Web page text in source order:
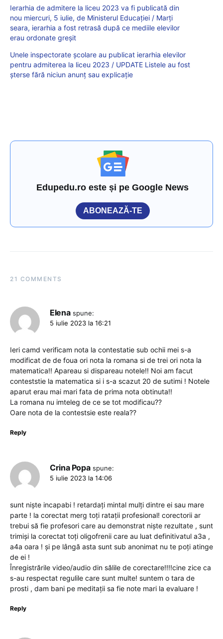
Ierarhia de admitere la liceu 2023 va fi publicată din
nou miercuri, 5 iulie, de Ministerul Educației / Marți
seara, ierarhia a fost retrasă după ce mediile elevilor
erau ordonate greșit
Unele inspectorate școlare au publicat ierarhia elevilor
pentru admiterea la liceu 2023 / UPDATE Listele au fost
șterse fără niciun anunț sau explicație
Edupedu.ro este și pe Google News
ABONEAZĂ-TE
21 COMMENTS
Elena spune:
5 iulie 2023 la 16:21
Ieri camd verificam nota la contestatie sub ochii mei s-a
modificat de de foua ori nota la romana si de trei ori nota la
matematica!! Apareau si dispareau notele!! Noi am facut
conteststie la matematica si i s-a scazut 20 de sutimi ! Notele
aparut erau mai mari fata de prima nota obtinuta!!
La romana nu imteleg de ce se tot modificau??
Oare nota de la contestsie este reala??
Reply
Crina Popa spune:
5 iulie 2023 la 14:06
sunt niște incapabi ! retardați mintal mulți dintre ei sau mare
parte ! la corectat merg toți ratații profesional! corectorii ar
trebui să fie profesori care au demonstrat niște rezultate , sunt
trimiși la corectat toți oligofrenii care au luat definitivatul a3a ,
a4a oara ! și pe lângă asta sunt sub anonimat nu te poți atinge
de ei !
Înregistrările video/audio din sălile de corectare!!!!cine zice ca
s-au respectat regulile care sunt multe! suntem o tara de
prosti , dam bani pe meditații sa fie note mari la evaluare !
Reply